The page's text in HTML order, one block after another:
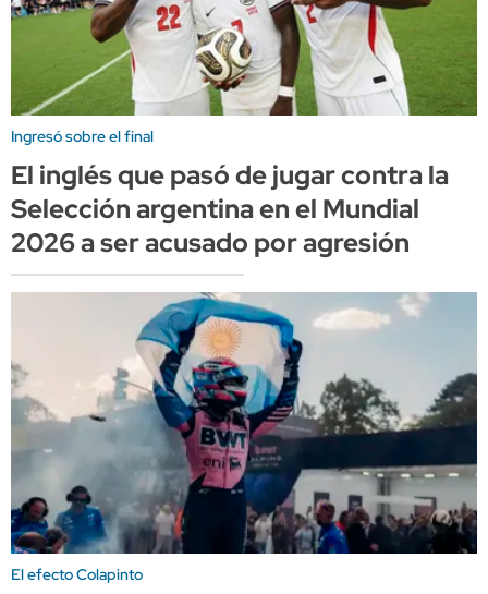
Ingresó sobre el final
El inglés que pasó de jugar contra la
Selección argentina en el Mundial
2026 a ser acusado por agresión
El efecto Colapinto